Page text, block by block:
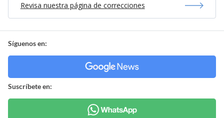
Revisa nuestra página de correcciones
Síguenos en:
Suscríbete en: